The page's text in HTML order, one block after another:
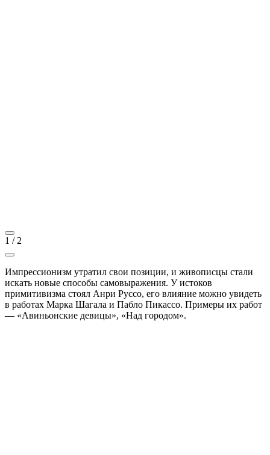
1 / 2
Импрессионизм утратил свои позиции, и живописцы стали
искать новые способы самовыражения. У истоков
примитивизма стоял Анри Руссо, его влияние можно увидеть
в работах Марка Шагала и Пабло Пикассо. Примеры их работ
— «Авиньонские девицы», «Над городом».